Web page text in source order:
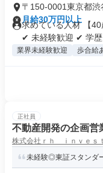
〒150-0001東京都渋
月給30万円以上
求めている人材 【
✔ 未経験歓迎 ✔ 学歴
業界未経験歓迎 歩合給
正社員
不動産開発の企画営
株式会社ｒｈ ｉｎｖｅｓ
未経験◎東証スタンダ